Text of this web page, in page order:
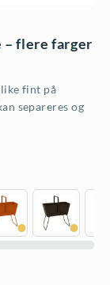
– flere farger
like fint på
separeres og